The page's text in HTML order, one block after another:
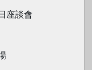
座談會